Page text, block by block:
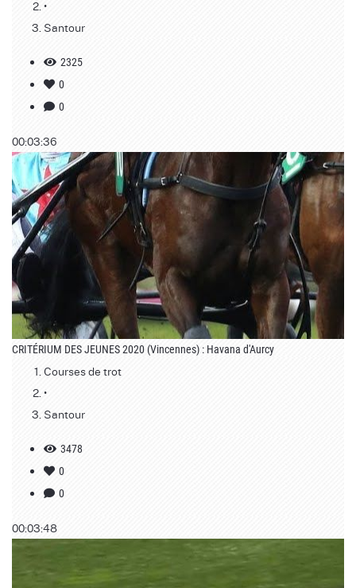
•
Santour
2325
0
0
00:03:36
CRITÉRIUM DES JEUNES 2020 (Vincennes) : Havana d'Aurcy
Courses de trot
•
Santour
3478
0
0
00:03:48